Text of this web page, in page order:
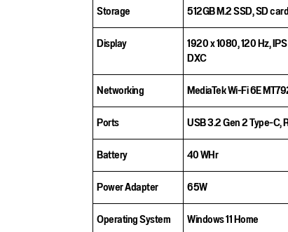
Storage
512GB M.2 SSD, SD
Display
1920 x 1080, 120 Hz,
DXC
Networking
MediaTek Wi-Fi 6E
Ports
USB 3.2 Gen 2 Type-C,
Battery
40 WHr
Power Adapter
65W
Operating System
Windows 11 Home